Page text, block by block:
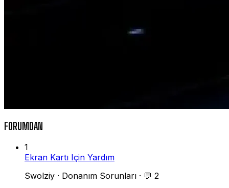
FORUMDAN
1
Ekran Kartı Için Yardım
Swolziy · Donanım Sorunları · 💬 2